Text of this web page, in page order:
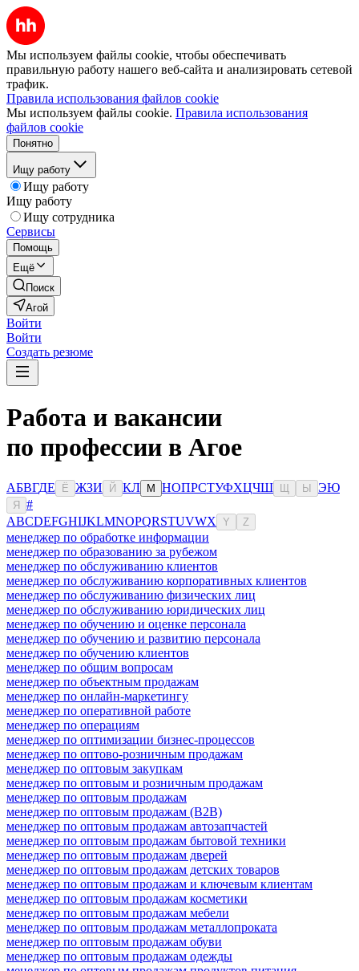
Мы используем файлы cookie, чтобы обеспечивать
правильную работу нашего веб-сайта и анализировать сетевой
трафик.
Правила использования файлов cookie
Мы используем файлы cookie. Правила использования
файлов cookie
Понятно
Ищу работу
Ищу работу
Ищу работу
Ищу сотрудника
Сервисы
Помощь
Ещё
Поиск
Агой
Войти
Войти
Создать резюме
Работа и вакансии
по профессии в Агое
АБВГДЕ Ё ЖЗИ Й КЛ М НОПРСТУФХЦЧШ Ы ЭЮ
Я
#
ABCDEFGHIJKLMNOPQRSTUVWX Y Z
менеджер по обработке информации
менеджер по образованию за рубежом
менеджер по обслуживанию клиентов
менеджер по обслуживанию корпоративных клиентов
менеджер по обслуживанию физических лиц
менеджер по обслуживанию юридических лиц
менеджер по обучению и оценке персонала
менеджер по обучению и развитию персонала
менеджер по обучению клиентов
менеджер по общим вопросам
менеджер по объектным продажам
менеджер по онлайн-маркетингу
менеджер по оперативной работе
менеджер по операциям
менеджер по оптимизации бизнес-процессов
менеджер по оптово-розничным продажам
менеджер по оптовым закупкам
менеджер по оптовым и розничным продажам
менеджер по оптовым продажам
менеджер по оптовым продажам (B2B)
менеджер по оптовым продажам автозапчастей
менеджер по оптовым продажам бытовой техники
менеджер по оптовым продажам дверей
менеджер по оптовым продажам детских товаров
менеджер по оптовым продажам и ключевым клиентам
менеджер по оптовым продажам косметики
менеджер по оптовым продажам мебели
менеджер по оптовым продажам металлопроката
менеджер по оптовым продажам обуви
менеджер по оптовым продажам одежды